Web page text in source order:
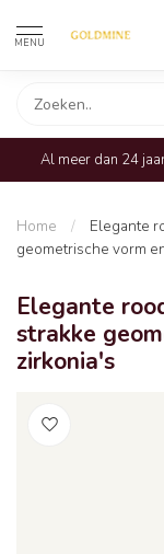
MENU
Al meer dan 24
Home /
Elegante
geometrische vorm
Elegante
strakke
zirkonia's